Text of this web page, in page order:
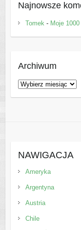
Najnowsze
Tomek- Moje
Archiwum
Archiwum
NAWIGACJA
Ameryka
Argentyna
Austria
Chile